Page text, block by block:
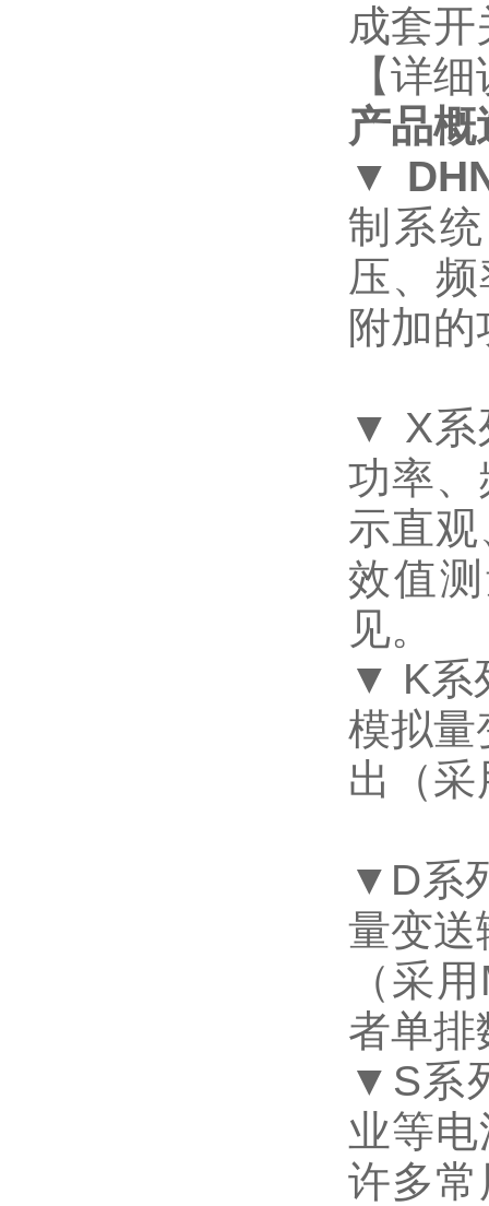
成套
【详
产品概
▼
制系
压、
附加
▼ X
功率
示直
效值
见。
▼ K系
模拟量
出（采
▼D系
量变送
（采用
者单排
▼S系
业等
许多